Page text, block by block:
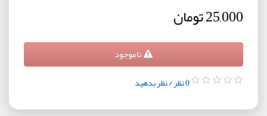
25,000 تومان
ناموجود
0 نظر /نظر بدهید